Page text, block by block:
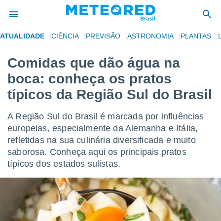
por
para
fornecidas
a este
das
digital
ATUALIDADE CIÊNCIA PREVISÃO ASTRONOMIA PLANTAS
Comidas que dão água na
boca: conheça os pratos
típicos da Região Sul do Brasil
A Região Sul do Brasil é marcada por influências
europeias, especialmente da Alemanha e Itália,
refletidas na sua culinária diversificada e muito
saborosa. Conheça aqui os principais pratos
típicos dos estados sulistas.